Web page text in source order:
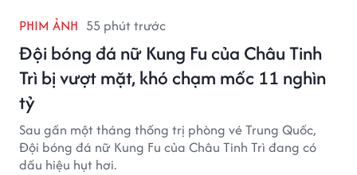
PHIM ẢNH 55 phút trước
Đội bóng đá nữ Kung Fu của Châu Tinh
Trì bị vượt mặt, khó chạm mốc 11 nghìn
tỷ
Sau gần một tháng thống trị phòng vé Trung Quốc,
Đội bóng đá nữ Kung Fu của Châu Tinh Trì đang có
dấu hiệu hụt hơi.